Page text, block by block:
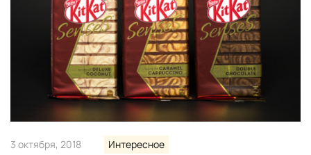
3 октября, 2018 Интересное